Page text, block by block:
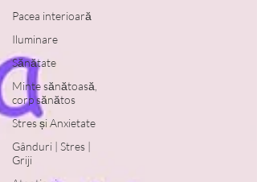
Pacea interioară
Iluminare
Sănătate
Minte sănătoasă,
corp sănătos
Stres și Anxietate
Gânduri | Stres |
Griji